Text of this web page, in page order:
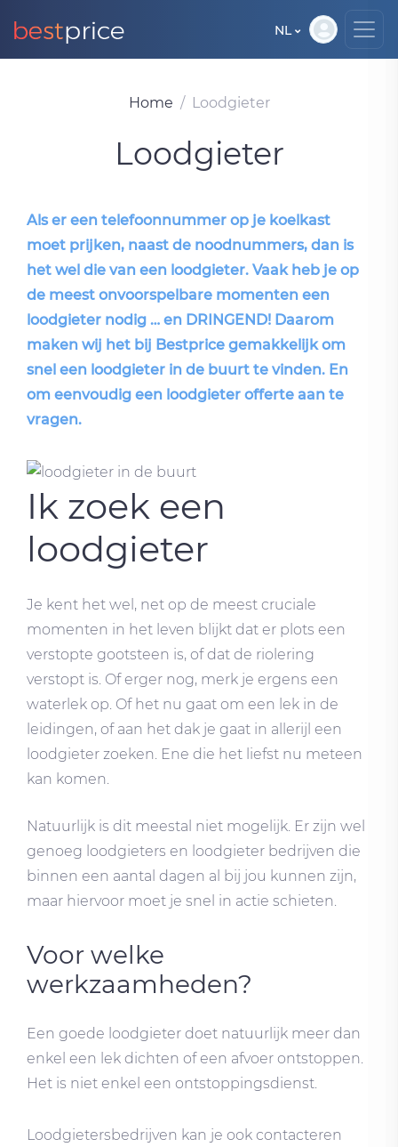
NL
Home Loodgieter
Loodgieter
Als er een telefoonnummer op je koelkast
moet prijken, naast de noodnummers, dan is
het wel die van een loodgieter. Vaak heb je op
de meest onvoorspelbare momenten een
loodgieter nodig … en DRINGEND! Daarom
maken wij het bij Bestprice gemakkelijk om
snel een loodgieter in de buurt te vinden. En
om eenvoudig een loodgieter offerte aan te
vragen.
Ik zoek een
loodgieter
Je kent het wel, net op de meest cruciale
momenten in het leven blijkt dat er plots een
verstopte gootsteen is, of dat de riolering
verstopt is. Of erger nog, merk je ergens een
waterlek op. Of het nu gaat om een lek in de
leidingen, of aan het dak je gaat in allerijl een
loodgieter zoeken. Ene die het liefst nu meteen
kan komen.
Natuurlijk is dit meestal niet mogelijk. Er zijn wel
genoeg loodgieters en loodgieter bedrijven die
binnen een aantal dagen al bij jou kunnen zijn,
maar hiervoor moet je snel in actie schieten.
Voor welke
werkzaamheden?
Een goede loodgieter doet natuurlijk meer dan
enkel een lek dichten of een afvoer ontstoppen.
Het is niet enkel een ontstoppingsdienst.
Loodgietersbedrijven kan je ook contacteren